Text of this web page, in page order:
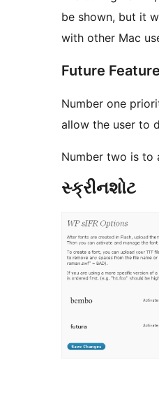
be shown, but it
with other Mac
Future
Number one
allow the user to
Number two is to
સ્ક્રીનશોટ